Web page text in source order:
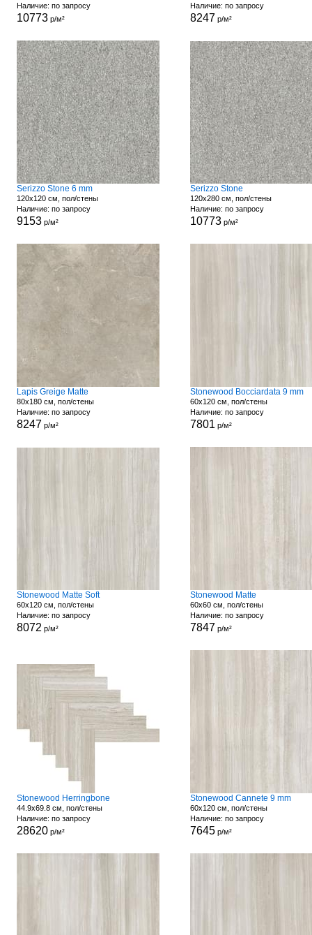
Наличие: по запросу
10773р/м²
Наличие: по запросу
8247 р/м²
Serizzo Stone 6 mm
120x120 см, пол/стены
Наличие: по запросу
9153р/м²
Serizzo Stone
120x280 см, пол/стены
Наличие: по запросу
10773р/м²
Lapis Greige Matte
80x180 см, пол/стены
Наличие: по запросу
8247 р/м²
Stonewood Bocciardata 9 mm
60x120 см, пол/стены
Наличие: по запросу
7801 р/м²
Stonewood Matte Soft
60x120 см, пол/стены
Наличие: по запросу
8072 р/м²
Stonewood Matte
60x60 см, пол/стены
Наличие: по запросу
7847 р/м²
Stonewood Herringbone
44.9x69.8 см, пол/стены
Наличие: по запросу
28620р/м²
Stonewood Cannete 9 mm
60x120 см, пол/стены
Наличие: по запросу
7645р/м²